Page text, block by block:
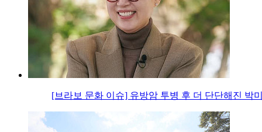
[브라보 문화 이슈] 유방암 투병 후 더 단단해진 박